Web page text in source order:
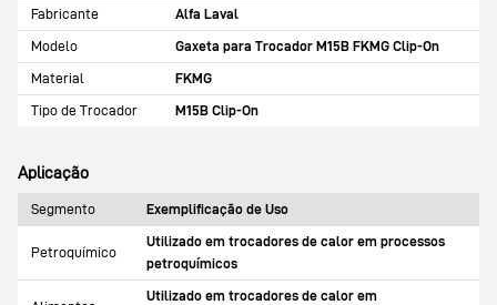
Fabricante
Alfa Laval
Modelo
Gaxeta para Trocador M15B FKMG Clip-On
Material
FKMG
Tipo de Trocador
M15B Clip-On
Aplicação
Segmento Exemplificação de Uso
Petroquímico
Utilizado em trocadores de calor em processos
petroquímicos
Utilizado em trocadores de calor em